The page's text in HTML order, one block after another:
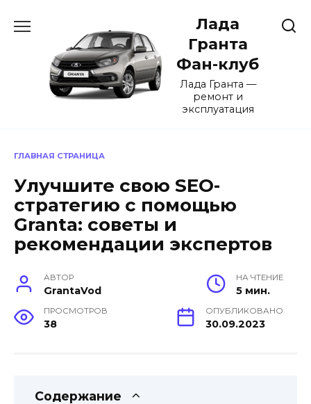
содержанию
Лада
Гранта
Фан-клуб
Лада Гранта —
ремонт и
эксплуатация
ГЛАВНАЯ СТРАНИЦА
Улучшите свою SEO-
стратегию с помощью
Granta: советы и
рекомендации экспертов
АВТОР
GrantaVod
НА ЧТЕНИЕ
5 мин.
ПРОСМОТРОВ
38
ОПУБЛИКОВАНО
30.09.2023
Содержание